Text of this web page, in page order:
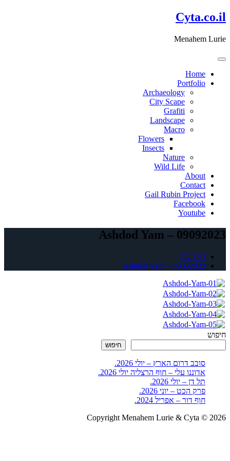
דלג
לתוכן
Cyta.co.il
Menahem Lurie
Home
Portfolio
Archaeology
City Scape
Grafiti
Landscape
Macro
Flowers
Insects
Nature
Wild Life
About
Contact
Gail Rubin Project
Facebook
Youtube
Ashdod Yam – 09092023
דף הבית
Ashdod Yam – 09092023
חיפוש
חיפוש
סובב דרום הארץ – יולי 2026.
אדוננו עלי – חוף הרצליה יולי 2026.
תל דן – יולי 2026.
פרק הכט – יוני 2026.
חוף דור – אפריל 2024.
Copyright Menahem Lurie & Cyta © 2026